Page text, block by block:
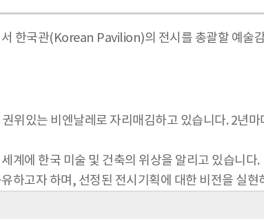
한국관(Korean Pavilion)의 전시를 총괄할 예술
있는 비엔날레로 자리매김하고 있습니다. 2년
계에 한국 미술 및 건축의 위상을 알리고 있습니다.
하고자 하며, 선정된 전시기획에 대한 비전을 실현